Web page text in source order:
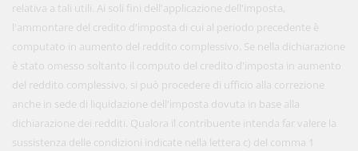
relativa a tali utili. Ai soli fini dell'applicazione dell'imposta,
l'ammontare del credito d'imposta di cui al periodo precedente è
computato in aumento del reddito complessivo. Se nella dichiarazione
è stato omesso soltanto il computo del credito d'imposta in aumento
del reddito complessivo, si può procedere di ufficio alla correzione
anche in sede di liquidazione dell'imposta dovuta in base alla
dichiarazione dei redditi. Qualora il contribuente intenda far valere la
sussistenza delle condizioni indicate nella lettera c) del comma 1